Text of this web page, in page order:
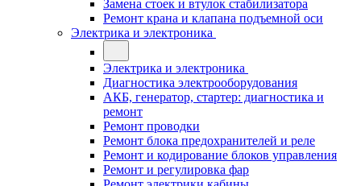
Замена стоек и втулок стабилизатора
Ремонт крана и клапана подъемной оси
Электрика и электроника
Электрика и электроника
Диагностика электрооборудования
АКБ, генератор, стартер: диагностика и
ремонт
Ремонт проводки
Ремонт блока предохранителей и реле
Ремонт и кодирование блоков управления
Ремонт и регулировка фар